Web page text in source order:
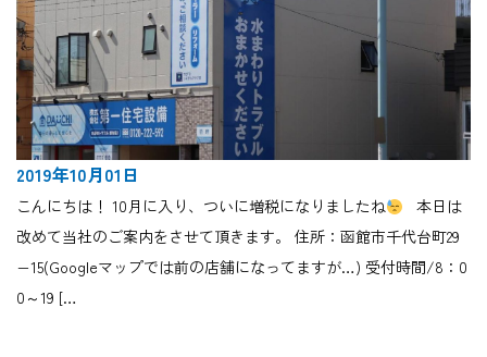
2019年10月01日
こんにちは！ 10月に入り、ついに増税になりましたね
本日は
改めて当社のご案内をさせて頂きます。 住所：函館市千代台町29
−15(Googleマップでは前の店舗になってますが…) 受付時間/8：0
0～19 […